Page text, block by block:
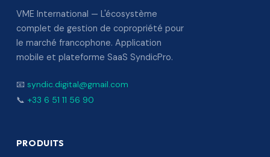
VME International — L'écosystème
complet de gestion de copropriété pour
le marché francophone. Application
mobile et plateforme SaaS SyndicPro.
📧 syndic.digital@gmail.com
📞 +33 6 51 11 56 90
PRODUITS